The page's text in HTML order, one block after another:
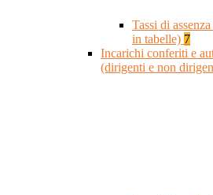
Tassi di
in tabelle) 7
Incarichi conferiti e
(dirigenti e non